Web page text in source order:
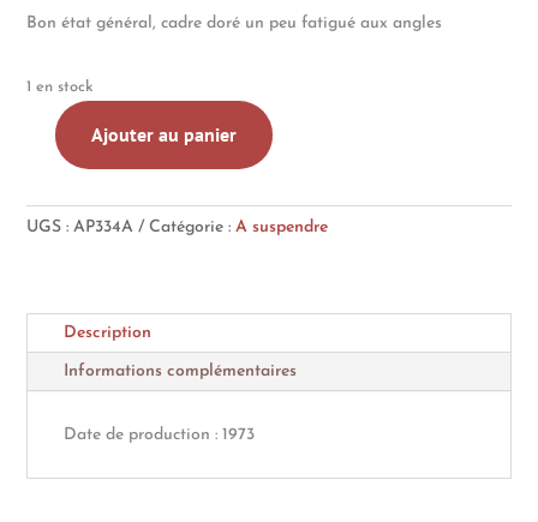
Bon état général, cadre doré un peu fatigué aux angles
1 en stock
quantité
Lithographie
Léonor
chat
198/230
signée
au
crayon
Ajouter au panier
UGS :AP334A Catégorie :A suspendre
Description
Informations complémentaires
Date de production : 1973